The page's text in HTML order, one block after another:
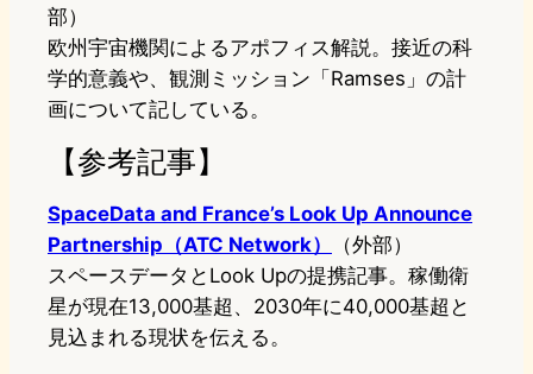
部）
欧州宇宙機関によるアポフィス解説。接近の科
学的意義や、観測ミッション「Ramses」の計
画について記している。
【参考記事】
SpaceData and France’s Look Up Announce
Partnership（ATC Network）
（外部）
スペースデータとLook Upの提携記事。稼働衛
星が現在13,000基超、2030年に40,000基超と
見込まれる現状を伝える。